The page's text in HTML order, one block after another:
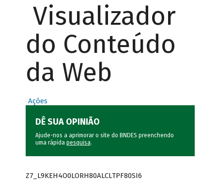
Visualizador
do Conteúdo
da Web
Ações
DÊ SUA OPINIÃO
Ajude-nos a aprimorar o site do BNDES preenchendo
uma rápida pesquisa.
Z7_L9KEH4O0LORH80ALCLTPF80SI6